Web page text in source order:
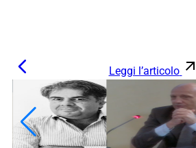
Leggi l’articolo